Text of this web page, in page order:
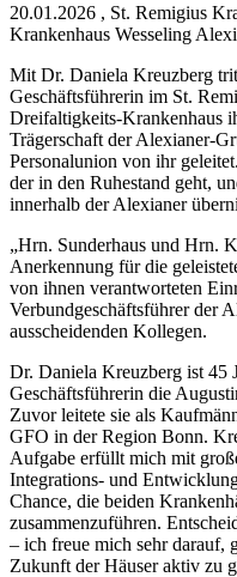
20.01.2026 , St. Remigius
Krankenhaus Wesseling
Mit Dr. Daniela Kreuzberg
Geschäftsführerin im St.
Dreifaltigkeits-Krankenhaus
Trägerschaft der Alexianer-
Personalunion von ihr
der in den Ruhestand geht,
innerhalb der Alexianer
„Hrn. Sunderhaus und Hrn.
Anerkennung für die
von ihnen verantworteten
Verbundgeschäftsführer der
ausscheidenden Kollegen.
Dr. Daniela Kreuzberg ist 45
Geschäftsführerin die
Zuvor leitete sie als
GFO in der Region Bonn.
Aufgabe erfüllt mich mit
Integrations- und
Chance, die beiden
zusammenzuführen.
– ich freue mich sehr darauf,
Zukunft der Häuser aktiv zu